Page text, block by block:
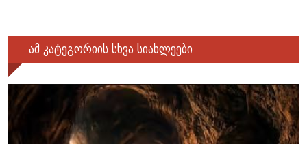
ამ კატეგორიის სხვა სიახლეები